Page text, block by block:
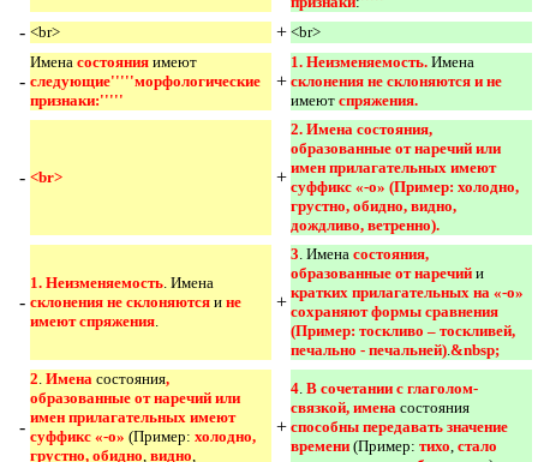
- <br> + <br>
-
Имена состояния имеют
следующие'''''морфологические
признаки:'''''
+
1. Неизменяемость. Имена
имеют спряжения.
- <br> +
2. Имена состояния,
образованные от наречий или
имен прилагательных имеют
суффикс «-о» (Пример: холодно,
грустно, обидно, видно,
дождливо, ветренно).
-
1. Неизменяемость. Имена
склонения не склоняются и не
имеют спряжения.
+
3. Имена состояния,
образованные от наречий и
кратких прилагательных на «-о»
сохраняют формы сравнения
(Пример: тоскливо – тоскливей,
печально - печальней).&nbsp;
-
2. Имена состояния,
образованные от наречий или
имен прилагательных имеют
суффикс «-о» (Пример: холодно,
грустно, обидно, видно,
+
4. В сочетании с глаголом-
связкой, имена состояния
способны передавать значение
времени (Пример: тихо, стало